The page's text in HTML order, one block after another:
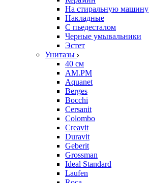
На стиральную машину
Накладные
С пьедесталом
Черные умывальники
Эстет
Унитазы
40 см
AM.PM
Aquanet
Berges
Bocchi
Cersanit
Colombo
Creavit
Duravit
Geberit
Grossman
Ideal Standard
Laufen